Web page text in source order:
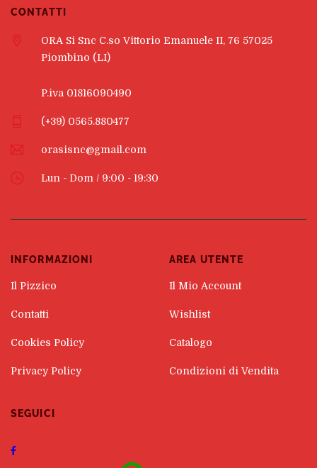
CONTATTI
(+39) 0565.880477
ORA Si Snc C.so Vittorio Emanuele II, 76 57025
Piombino (LI)
P.iva 01816090490
orasisnc@gmail.com
Lun - Dom / 9:00 - 19:30
INFORMAZIONI
Il Pizzico
Contatti
Cookies Policy
Privacy Policy
AREA UTENTE
Il Mio Account
Wishlist
Catalogo
Condizioni di Vendita
SEGUICI